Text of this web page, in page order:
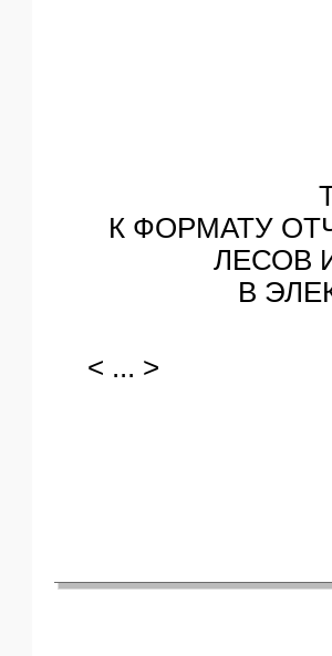
К ФОРМАТУ
ЛЕСОВ
В
< ... >